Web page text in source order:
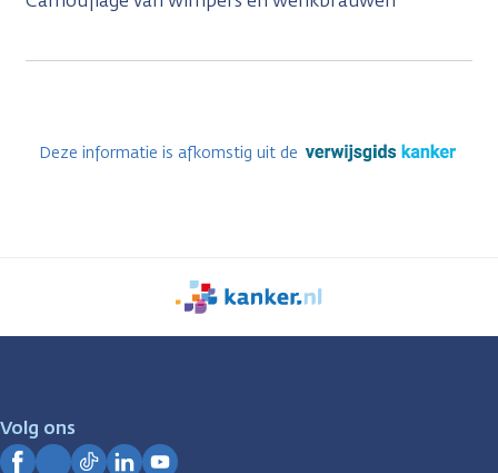
Deze informatie is afkomstig uit de
We
zijn
Volg ons